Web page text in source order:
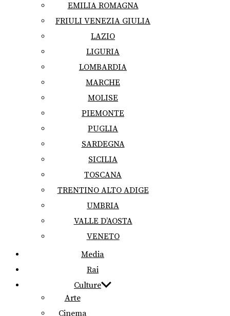
EMILIA ROMAGNA
FRIULI VENEZIA GIULIA
LAZIO
LIGURIA
LOMBARDIA
MARCHE
MOLISE
PIEMONTE
PUGLIA
SARDEGNA
SICILIA
TOSCANA
TRENTINO ALTO ADIGE
UMBRIA
VALLE D’AOSTA
VENETO
Media
Rai
Culture
Arte
Cinema